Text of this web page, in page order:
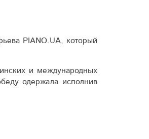
PIANO.UA, который
и международных
одержала исполнив